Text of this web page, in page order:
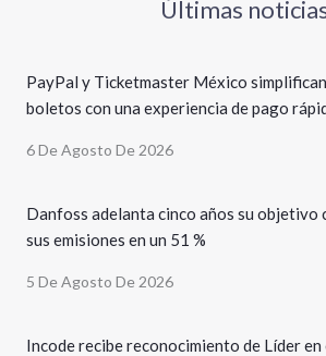
Últimas
PayPal y Ticketmaster México
boletos con una experiencia de pago
6 De Agosto De 2026
Danfoss adelanta cinco años su objetivo
sus emisiones en un 51 %
5 De Agosto De 2026
Incode recibe reconocimiento de Líder